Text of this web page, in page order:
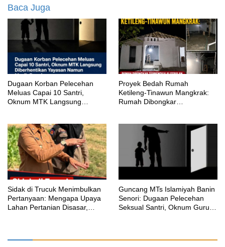
Baca Juga
‎Dugaan Korban Pelecehan
Meluas Capai 10 Santri,
Oknum MTK Langsung
Proyek Bedah Rumah
Ketileng-Tinawun Mangkrak:
Rumah Dibongkar
‎Sidak di Trucuk Menimbulkan
Pertanyaan: Mengapa Upaya
Lahan Pertanian Disasar,
Guncang MTs Islamiyah Banin
Senori: Dugaan Pelecehan
Seksual Santri, Oknum Guru